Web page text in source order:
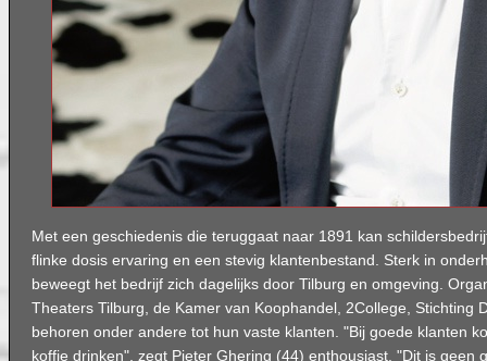
Met een geschiedenis die teruggaat naar 1891 kan
flinke dosis ervaring en een stevig klantenbestand. Sterk in
beweegt het bedrijf zich dagelijks door Tilburg en omgeving.
Theaters Tilburg, de Kamer van Koophandel, 2College, Stichting
behoren onder andere tot hun vaste klanten. "Bij goede klanten
koffie drinken", zegt Pieter Ghering (44) enthousiast. "Dit is geen